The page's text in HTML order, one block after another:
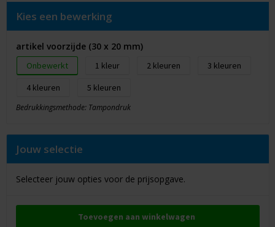
Kies een bewerking
artikel voorzijde (30 x 20 mm)
Onbewerkt 1 2
3
4
5
Bedrukkingsmethode: Tampondruk
Jouw selectie
Selecteer jouw opties voor de prijsopgave.
Toevoegen aan winkelwagen